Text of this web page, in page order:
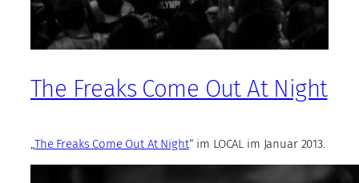
The Freaks Come Out At Night
The Freaks Come Out At Night“ im LOCAL im Januar 2013.